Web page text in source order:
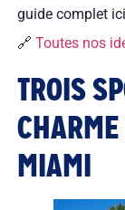
guide complet
🔗 Toutes nos
TROIS
CHARME
MIAMI